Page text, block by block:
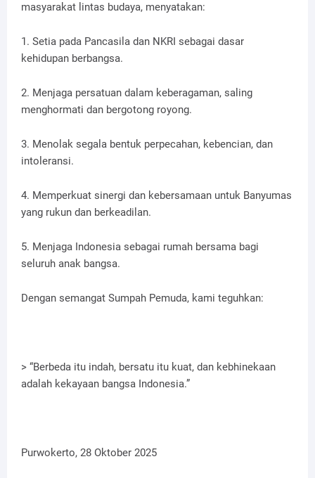
masyarakat lintas budaya, menyatakan:
1. Setia pada Pancasila dan NKRI sebagai dasar
kehidupan berbangsa.
2. Menjaga persatuan dalam keberagaman, saling
menghormati dan bergotong royong.
3. Menolak segala bentuk perpecahan, kebencian, dan
intoleransi.
4. Memperkuat sinergi dan kebersamaan untuk Banyumas
yang rukun dan berkeadilan.
5. Menjaga Indonesia sebagai rumah bersama bagi
seluruh anak bangsa.
Dengan semangat Sumpah Pemuda, kami teguhkan:
> “Berbeda itu indah, bersatu itu kuat, dan kebhinekaan
adalah kekayaan bangsa Indonesia.”
Purwokerto, 28 Oktober 2025